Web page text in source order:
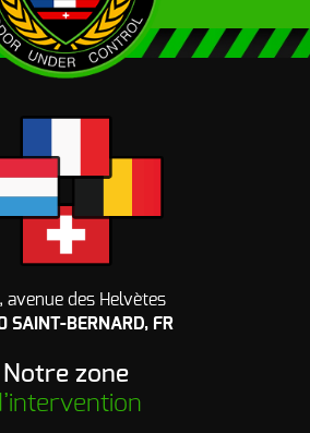
avenue des Helvètes
SAINT-BERNARD, FR
Notre zone